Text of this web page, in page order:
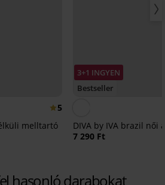
5
melltartó
3+1 INGYEN
Bestseller
DIVA by IVA brazil női
7 290 Ft
hasonló darabokat